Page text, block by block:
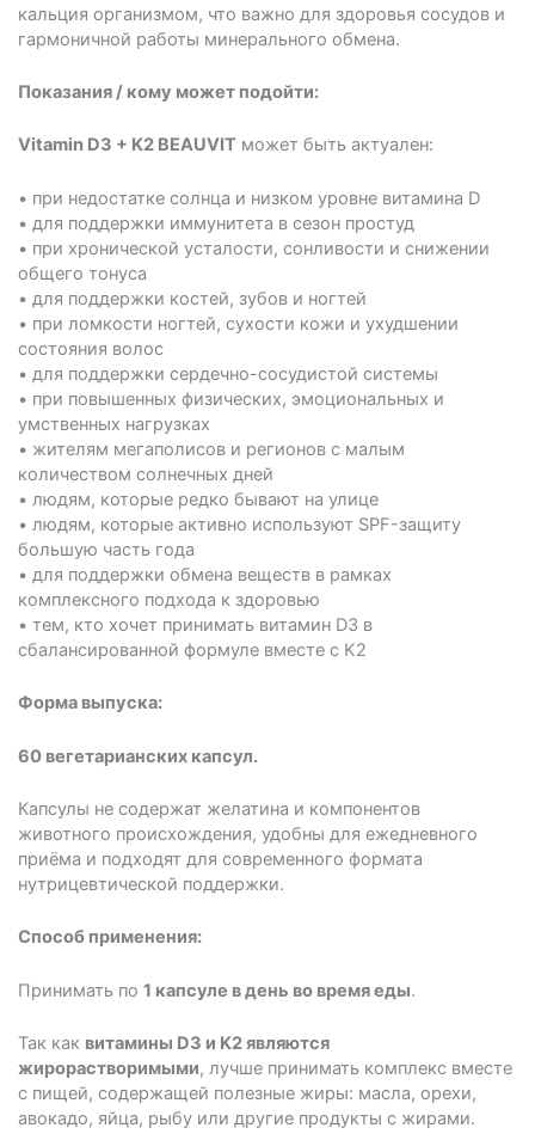
кальция организмом, что важно для здоровья сосудов и
гармоничной работы минерального обмена.
Показания / кому может подойти:
Vitamin D3 + K2 BEAUVITможет быть актуален:
• при недостатке солнца и низком уровне витамина D
• для поддержки иммунитета в сезон простуд
• при хронической усталости, сонливости и снижении
общего тонуса
• для поддержки костей, зубов и ногтей
• при ломкости ногтей, сухости кожи и ухудшении
состояния волос
• для поддержки сердечно-сосудистой системы
• при повышенных физических, эмоциональных и
умственных нагрузках
• жителям мегаполисов и регионов с малым
количеством солнечных дней
• людям, которые редко бывают на улице
• людям, которые активно используют SPF-защиту
большую часть года
• для поддержки обмена веществ в рамках
комплексного подхода к здоровью
• тем, кто хочет принимать витамин D3 в
сбалансированной формуле вместе с K2
Форма выпуска:
60 вегетарианских капсул.
Капсулы не содержат желатина и компонентов
животного происхождения, удобны для ежедневного
приёма и подходят для современного формата
нутрицевтической поддержки.
Способ применения:
Принимать по 1 капсуле в день во время еды.
Так как витамины D3 и K2 являются
жирорастворимыми, лучше принимать комплекс вместе
с пищей, содержащей полезные жиры: масла, орехи,
авокадо, яйца, рыбу или другие продукты с жирами.